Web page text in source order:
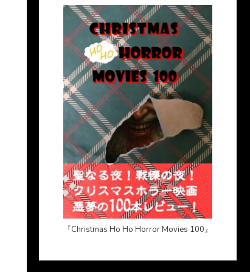
『Christmas Ho Ho Horror Movies 100』